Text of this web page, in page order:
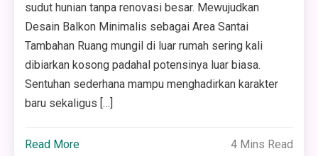
sudut hunian tanpa renovasi besar. Mewujudkan
Desain Balkon Minimalis sebagai Area Santai
Tambahan Ruang mungil di luar rumah sering kali
dibiarkan kosong padahal potensinya luar biasa.
Sentuhan sederhana mampu menghadirkan karakter
baru sekaligus […]
Read More 4 Mins Read